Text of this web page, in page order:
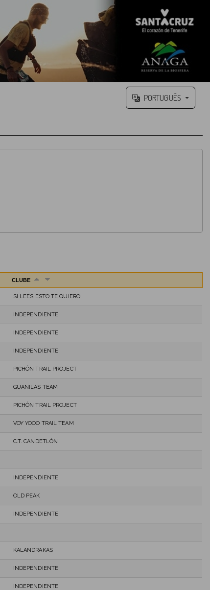
PORTUGUÊS
CLUBE
SI LEES ESTO TE QUIERO
INDEPENDIENTE
INDEPENDIENTE
INDEPENDIENTE
PICHÓN TRAIL PROJECT
GUANILAS TEAM
PICHÓN TRAIL PROJECT
VOY YOOO TRAIL TEAM
C.T. CANDETLÓN
INDEPENDIENTE
OLD PEAK
INDEPENDIENTE
KALANDRAKAS
INDEPENDIENTE
INDEPENDIENTE